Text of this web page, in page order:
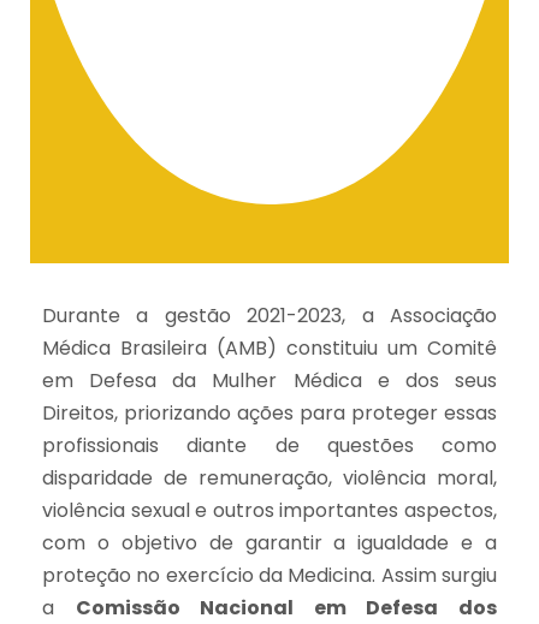
Durante a gestão 2021-2023, a Associação
Médica Brasileira (AMB) constituiu um Comitê
em Defesa da Mulher Médica e dos seus
Direitos, priorizando ações para proteger essas
profissionais diante de questões como
disparidade de remuneração, violência moral,
violência sexual e outros importantes aspectos,
com o objetivo de garantir a igualdade e a
proteção no exercício da Medicina. Assim surgiu
a Comissão Nacional em Defesa dos